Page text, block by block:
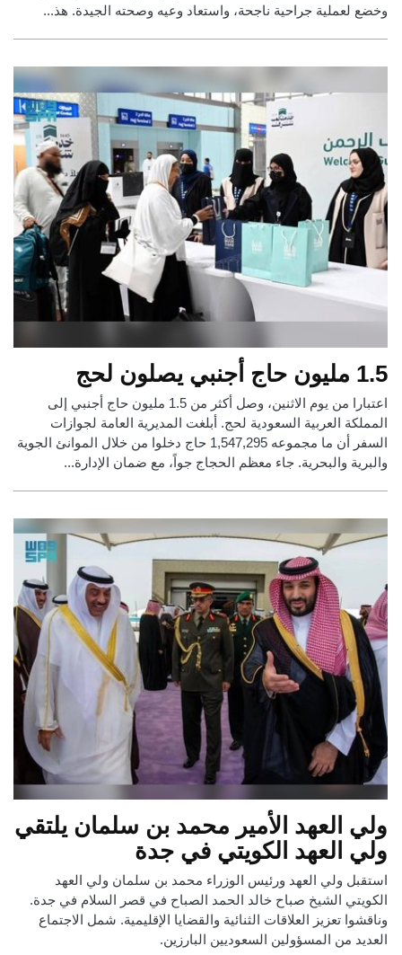
وخضع لعملية جراحية ناجحة، واستعاد وعيه وصحته الجيدة. هذ...
1.5 مليون حاج أجنبي يصلون لحج
اعتبارا من يوم الاثنين، وصل أكثر من 1.5 مليون حاج أجنبي إلى
المملكة العربية السعودية لحج. أبلغت المديرية العامة لجوازات
السفر أن ما مجموعه 1,547,295 حاج دخلوا من خلال الموانئ الجوية
والبرية والبحرية. جاء معظم الحجاج جواً، مع ضمان الإدارة...
ولي العهد الأمير محمد بن سلمان يلتقي
ولي العهد الكويتي في جدة
استقبل ولي العهد ورئيس الوزراء محمد بن سلمان ولي العهد
الكويتي الشيخ صباح خالد الحمد الصباح في قصر السلام في جدة.
وناقشوا تعزيز العلاقات الثنائية والقضايا الإقليمية. شمل الاجتماع
العديد من المسؤولين السعوديين البارزين.